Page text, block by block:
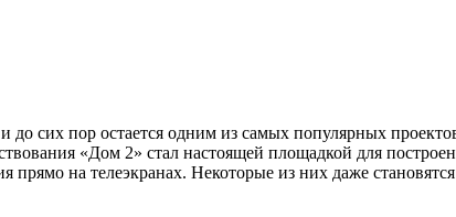
сих пор остается одним из самых популярных
«Дом 2» стал настоящей площадкой для
на телеэкранах. Некоторые из них даже